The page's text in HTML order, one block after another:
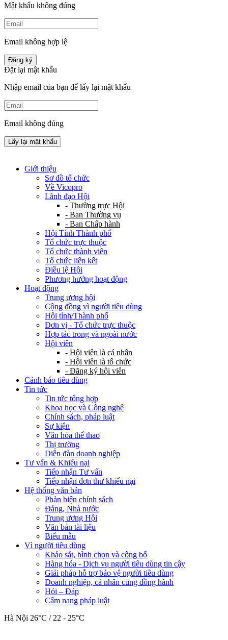
Mật khẩu không đúng
Email không hợp lệ
Đăng ký
Đặt lại mật khẩu
Nhập email của bạn để lấy lại mật khẩu
Email không đúng
Lấy lại mật khẩu
Giới thiệu
Sơ đồ tổ chức
Về Vicopro
Lãnh đạo Hội
- Thường trực Hội
- Ban Thường vụ
- Ban Chấp hành
Hội Tỉnh Thành phố
Tổ chức trực thuộc
Tổ chức thành viên
Tổ chức liên kết
Điều lệ Hội
Phương hướng hoạt động
Hoạt động
Trung ương hội
Cộng đồng vì người tiêu dùng
Hội tỉnh/Thành phố
Đơn vị - Tổ chức trực thuộc
Hợp tác trong và ngoài nước
Hội viên
- Hội viên là cá nhân
- Hội viên là tổ chức
- Đăng ký hội viên
Cảnh báo tiêu dùng
Tin tức
Tin tức tổng hợp
Khoa học và Công nghệ
Chính sách, pháp luật
Sự kiện
Văn hóa thể thao
Thị trường
Diễn đàn doanh nghiệp
Tư vấn & Khiếu nại
Tiếp nhận Tư vấn
Tiếp nhận đơn thư khiếu nại
Hệ thống văn bản
Phản biện chính sách
Đảng, Nhà nước
Trung ương Hội
Văn bản tài liệu
Biểu mẫu
Vì người tiêu dùng
Khảo sát, bình chọn và công bố
Hàng hóa - Dịch vụ người tiêu dùng tin cậy
Giải pháp hỗ trợ bảo vệ người tiêu dùng
Doanh nghiệp, cá nhân cùng đồng hành
Hỏi – Đáp
Cẩm nang pháp luật
Hà Nội 26°C / 22 - 25°C